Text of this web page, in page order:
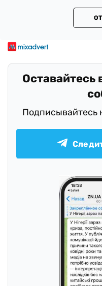
Оставайтесь
Подписывайтесь